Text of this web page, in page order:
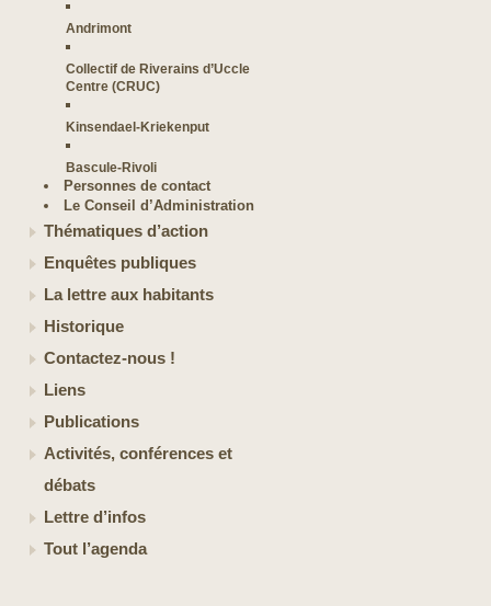
Andrimont
Collectif de Riverains d’Uccle
Centre (CRUC)
Kinsendael-Kriekenput
Bascule-Rivoli
Personnes de contact
Le Conseil d’Administration
Thématiques d’action
Enquêtes publiques
La lettre aux habitants
Historique
Contactez-nous !
Liens
Publications
Activités, conférences et
débats
Lettre d’infos
Tout l’agenda